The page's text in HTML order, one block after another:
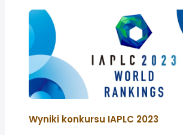
Wyniki konkursu IAPLC 2023